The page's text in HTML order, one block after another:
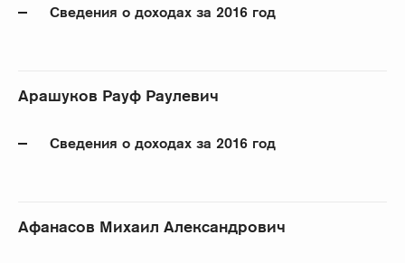
Сведения о доходах за 2016 год
Арашуков Рауф Раулевич
Сведения о доходах за 2016 год
Афанасов Михаил Александрович